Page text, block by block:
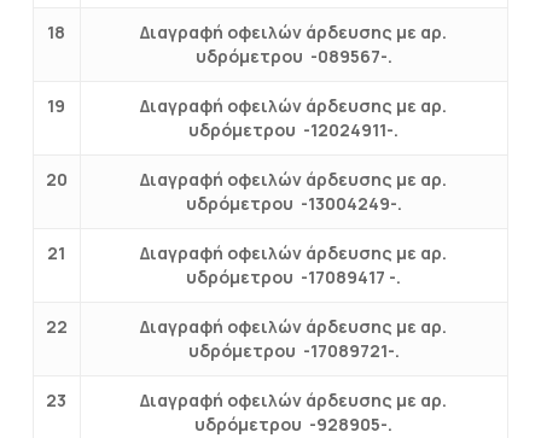
18
Διαγραφή οφειλών άρδευσης με αρ.
υδρόμετρου -089567-.
19
Διαγραφή οφειλών άρδευσης με αρ.
υδρόμετρου -12024911-.
20
Διαγραφή οφειλών άρδευσης με αρ.
υδρόμετρου -13004249-.
21
Διαγραφή οφειλών άρδευσης με αρ.
υδρόμετρου -17089417 -.
22
Διαγραφή οφειλών άρδευσης με αρ.
υδρόμετρου -17089721-.
23
Διαγραφή οφειλών άρδευσης με αρ.
υδρόμετρου -928905-.